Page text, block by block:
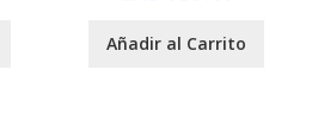
Añadir al Carrito